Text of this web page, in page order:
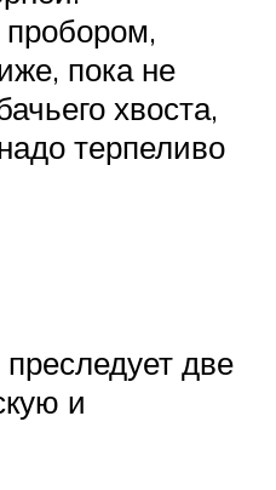
пробором,
пока не
хвоста,
терпеливо
две
и